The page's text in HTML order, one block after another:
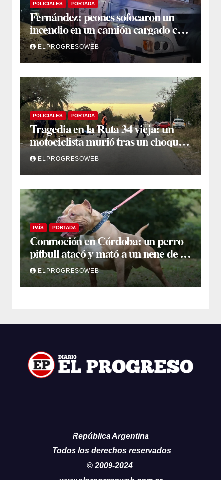
POLICIALES PORTADA
Fernández: peones sofocaron un
incendio en un camión cargado con
carbón sacando agua de una
acequia
ELPROGRESOWEB
POLICIALES PORTADA
Tragedia en la Ruta 34 vieja: un
motociclista murió tras un choque
múltiple en El Polear
ELPROGRESOWEB
PAÍS PORTADA
Conmoción en Córdoba: un perro
pitbull atacó y mató a un nene de 3
años
ELPROGRESOWEB
República Argentina
Todos los derechos reservados
© 2009-2024